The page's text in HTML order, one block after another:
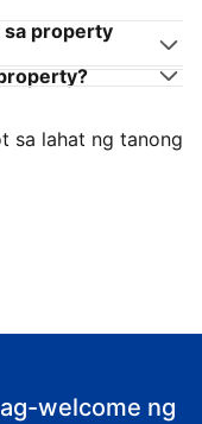
sa property
sa lahat ng tanong
welcome ng